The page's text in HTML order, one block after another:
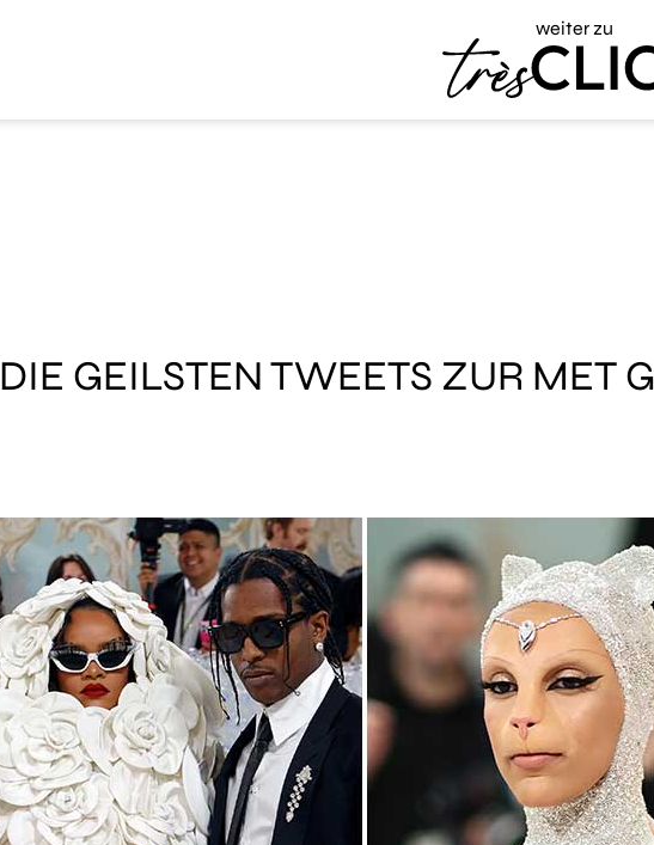
weiter zu
GEILSTEN TWEETS ZUR MET